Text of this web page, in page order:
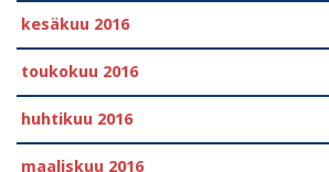
kesäkuu 2016
toukokuu 2016
huhtikuu 2016
maaliskuu 2016